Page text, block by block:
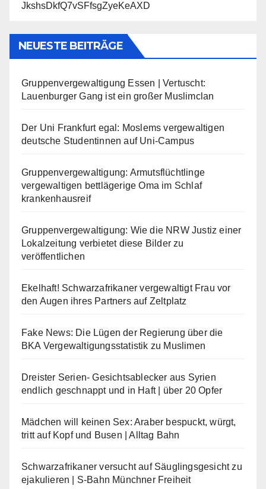
JkshsDkfQ7vSFfsgZyeKeAXD
NEUESTE BEITRÄGE
Gruppenvergewaltigung Essen | Vertuscht:
Lauenburger Gang ist ein großer Muslimclan
Der Uni Frankfurt egal: Moslems vergewaltigen
deutsche Studentinnen auf Uni-Campus
Gruppenvergewaltigung: Armutsflüchtlinge
vergewaltigen bettlägerige Oma im Schlaf
krankenhausreif
Gruppenvergewaltigung: Wie die NRW Justiz einer
Lokalzeitung verbietet diese Bilder zu
veröffentlichen
Ekelhaft! Schwarzafrikaner vergewaltigt Frau vor
den Augen ihres Partners auf Zeltplatz
Fake News: Die Lügen der Regierung über die
BKA Vergewaltigungsstatistik zu Muslimen
Dreister Serien- Gesichtsablecker aus Syrien
endlich geschnappt und in Haft | über 20 Opfer
Mädchen will keinen Sex: Araber bespuckt, würgt,
tritt auf Kopf und Busen | Alltag Bahn
Schwarzafrikaner versucht auf Säuglingsgesicht zu
ejakulieren | S-Bahn Münchner Freiheit